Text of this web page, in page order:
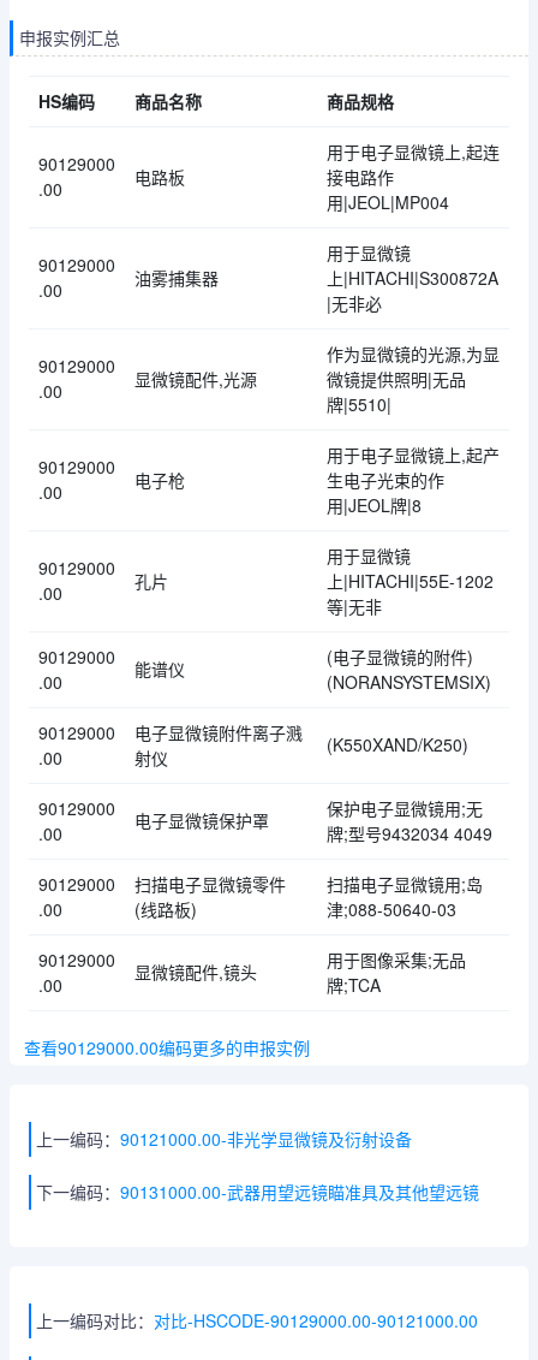
申报实例汇总
HS编码 商品名称 商品规格
90129000
.00
电路板
用于电子显微镜上,起连
接电路作
用|JEOL|MP004
90129000
.00
油雾捕集器
用于显微镜
上|HITACHI|S300872A
|无非必
90129000
.00
显微镜配件,光源
作为显微镜的光源,为显
微镜提供照明|无品
牌|5510|
90129000
.00
电子枪
用于电子显微镜上,起产
生电子光束的作
用|JEOL牌|8
90129000
.00
孔片
用于显微镜
上|HITACHI|55E-1202
等|无非
90129000
.00
能谱仪
(电子显微镜的附件)
(NORANSYSTEMSIX)
90129000
.00
电子显微镜附件离子溅
射仪
(K550XAND/K250)
90129000
.00
电子显微镜保护罩
保护电子显微镜用;无
牌;型号9432034 4049
90129000
.00
扫描电子显微镜零件
(线路板)
扫描电子显微镜用;岛
津;088-50640-03
90129000
.00
显微镜配件,镜头
用于图像采集;无品
牌;TCA
查看90129000.00编码更多的申报实例
上一编码： 90121000.00-非光学显微镜及衍射设备
下一编码： 90131000.00-武器用望远镜瞄准具及其他望远镜
上一编码对比： 对比-HSCODE-90129000.00-90121000.00